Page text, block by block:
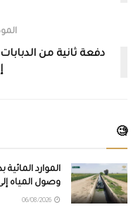
دفعة ثانية من
🧐
الموارد
وصول المياه